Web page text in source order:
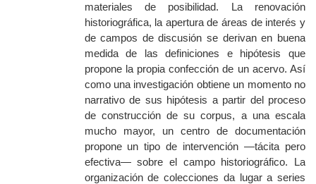
materiales de posibilidad. La renovación
historiográfica, la apertura de áreas de interés y
de campos de discusión se derivan en buena
medida de las definiciones e hipótesis que
propone la propia confección de un acervo. Así
como una investigación obtiene un momento no
narrativo de sus hipótesis a partir del proceso
de construcción de su corpus, a una escala
mucho mayor, un centro de documentación
propone un tipo de intervención —tácita pero
efectiva— sobre el campo historiográfico. La
organización de colecciones da lugar a series